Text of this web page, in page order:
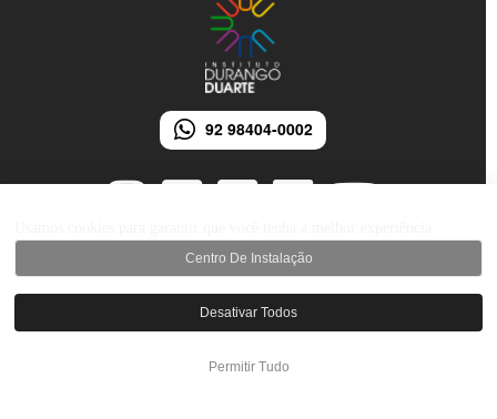
92 98404-0002
© 2026 Instituto Durango Duarte - Todos os direitos reservados.
Desenvolvido por iMarketing Agência Digital
Centro De Instalação
Desativar Todos
Permitir Tudo